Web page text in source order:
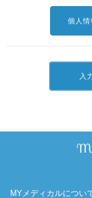
個人情
MYメディカルについ